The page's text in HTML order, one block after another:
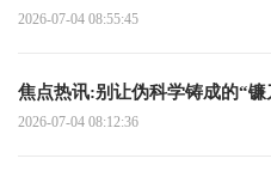
2026-07-04 08:55:45
焦点热讯:别让伪科学铸成的“
2026-07-04 08:12:36